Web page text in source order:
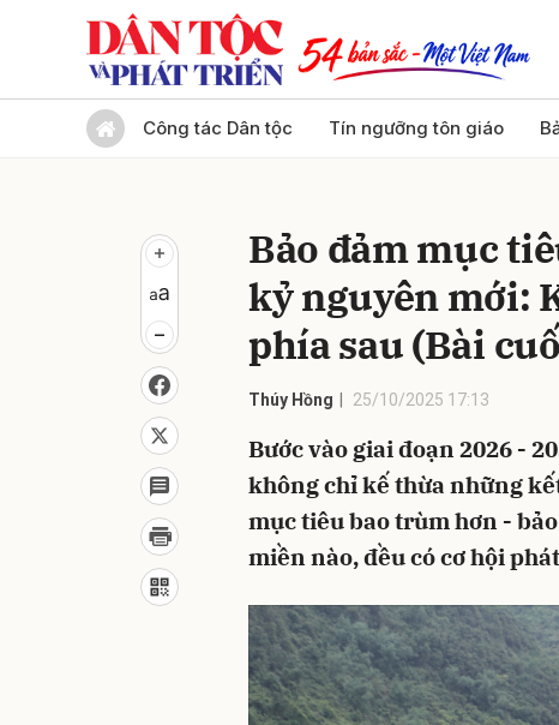
Công tác Dân tộc Tín ngưỡng tôn giáo
Bảo đảm mục
kỷ nguyên mới:
phía sau (Bài
Thúy Hồng 25/10/2025 17:13
Bước vào giai đoạn 2026 -
không chỉ kế thừa những
mục tiêu bao trùm hơn -
miền nào, đều có cơ hội
Gửi